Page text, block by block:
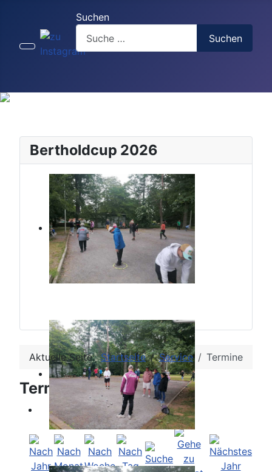
Suchen
Suchen
Bertholdcup 2026
Aktuelle Seite:Startseite Service Termine
Terminkalender